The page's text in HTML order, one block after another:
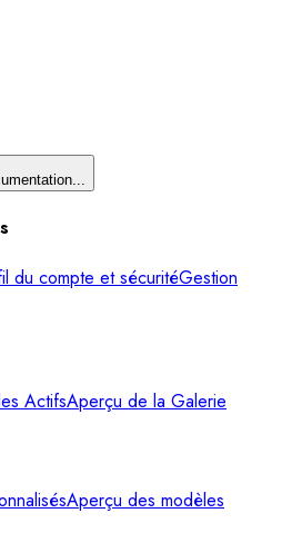
du compte et sécuritéGestion
ActifsAperçu de la Galerie
Aperçu des modèles